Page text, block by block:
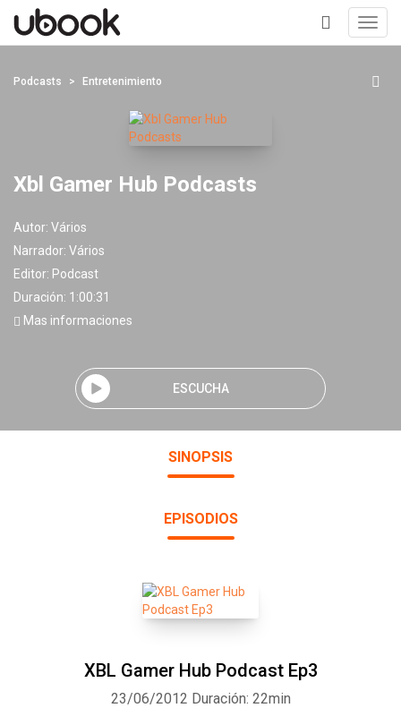
+
Podcasts Entretenimiento
Xbl Gamer Hub Podcasts
Autor: Vários
Narrador: Vários
Editor: Podcast
Duración: 1:00:31
Mas informaciones
ESCUCHA
SINOPSIS
EPISODIOS
XBL Gamer Hub Podcast Ep3
23/06/2012 Duración: 22min